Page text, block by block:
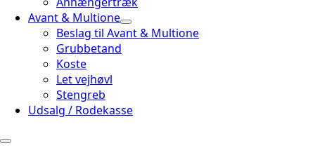
Avant & Multione
Beslag til Avant & Multione
Grubbetand
Koste
Let vejhøvl
Stengreb
Udsalg / Rodekasse